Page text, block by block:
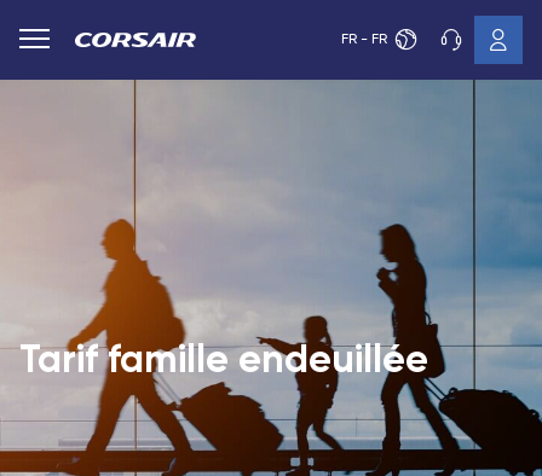
FR - FR
Tarif famille endeuillée